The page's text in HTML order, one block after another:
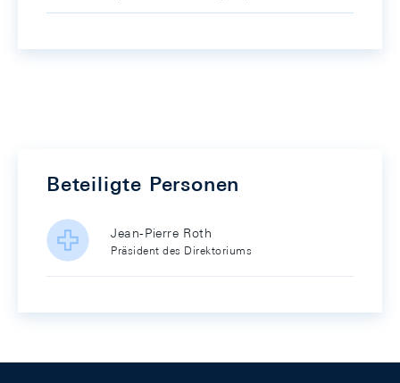
Beteiligte Personen
Jean-Pierre Roth
Präsident des Direktoriums